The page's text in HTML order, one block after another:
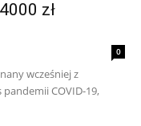
zł
0
wcześniej z
COVID-19,